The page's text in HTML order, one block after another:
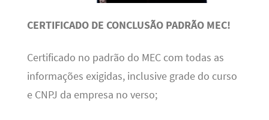
CERTIFICADO DE CONCLUSÃO PADRÃO MEC!
Certificado no padrão do MEC com todas as
informações exigidas, inclusive grade do curso
e CNPJ da empresa no verso;